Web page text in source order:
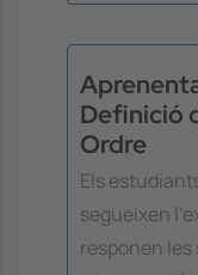
Definició
Ordre
Els
segueixen
responen